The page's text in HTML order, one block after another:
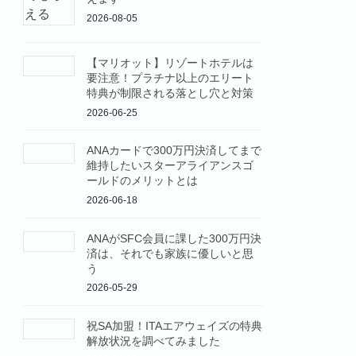
2026-08-05
【マリオット】リゾートホテルは
要注意！プラチナ以上のエリート
特典が制限される落とし穴と対策
2026-06-25
ANAカードで300万円決済してまで
維持したいスターアライアンスゴ
ールドのメリットとは
2026-06-18
ANAがSFC会員に課した300万円決
済は、それでも家族に優しいと思
う
2026-05-29
祝SA加盟！ITAエアウェイズの特典
解放状況を調べてみました